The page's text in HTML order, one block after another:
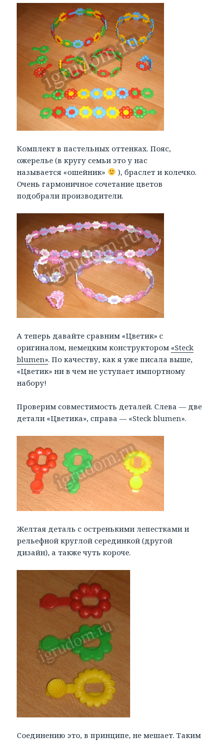
Комплект в пастельных оттенках. Пояс,
ожерелье (в кругу семьи это у нас
называется «ошейник»
), браслет и колечко.
Очень гармоничное сочетание цветов
подобрали производители.
А теперь давайте сравним «Цветик» с
оригиналом, немецким конструктором «Steck
blumen». По качеству, как я уже писала выше,
«Цветик» ни в чем не уступает импортному
набору!
Проверим совместимость деталей. Слева — две
детали «Цветика», справа — «Steck blumen».
Желтая деталь с остренькими лепестками и
рельефной круглой серединкой (другой
дизайн), а также чуть короче.
Соединению это, в принципе, не мешает. Таким